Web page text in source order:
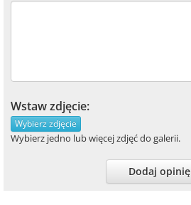
Wstaw zdjęcie:
Wybierz zdjęcie
Wybierz jedno lub więcej zdjęć do galerii.
Dodaj opinię